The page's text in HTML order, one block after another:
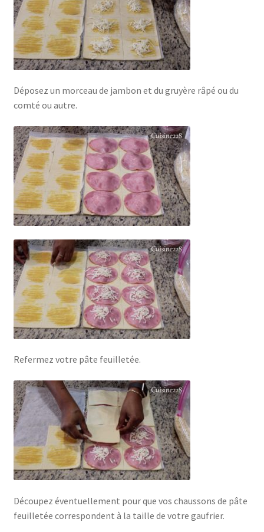
Déposez un morceau de jambon et du gruyère râpé ou du
comté ou autre.
Refermez votre pâte feuilletée.
Découpez éventuellement pour que vos chaussons de pâte
feuilletée correspondent à la taille de votre gaufrier.